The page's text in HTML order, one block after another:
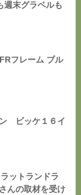
週末グラベルも
フレーム ブル
ビッケ１６イ
ットランドラ
んの取材を受け